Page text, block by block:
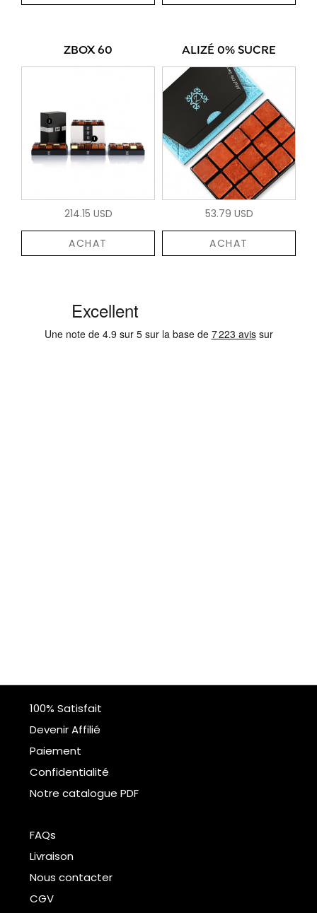
ZBOX 60
214.15 USD
ACHAT
ALIZÉ 0% SUCRE
53.79 USD
ACHAT
100% Satisfait
Devenir Affilié
Paiement
Confidentialité
Notre catalogue PDF
FAQs
Livraison
Nous contacter
CGV